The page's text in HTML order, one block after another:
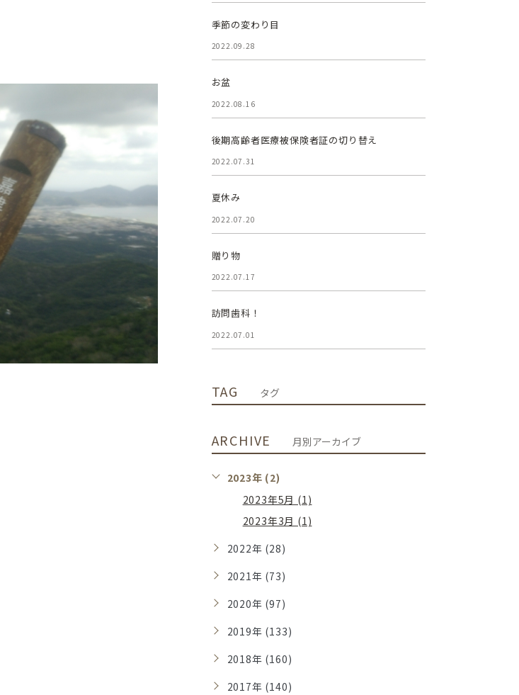
季節の変わり目
2022.09.28
お盆
2022.08.16
後期高齢者医療被保険者証の切り替え
2022.07.31
夏休み
2022.07.20
贈り物
2022.07.17
訪問歯科！
2022.07.01
TAG タグ
ARCHIVE 月別アーカイブ
2023年 (2)
2023年5月 (1)
2023年3月 (1)
2022年 (28)
2021年 (73)
2020年 (97)
2019年 (133)
2018年 (160)
2017年 (140)